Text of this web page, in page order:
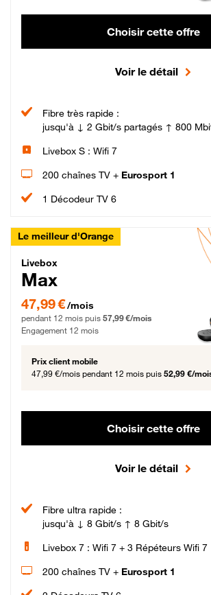
Choisir cette offre
Voir le détail
Fibre très rapide :
jusqu'à ↓ 2 Gbit/s partagés ↑ 800
Livebox S : Wifi 7
200 chaînes TV + Eurosport 1
1 Décodeur TV 6
Le meilleur d'Orange
Livebox Max Fibre
Livebox
Max
47,99 € par mois pendant 12 mois puis 57,99 €
47,99 €/mois
pendant 12 mois puis 57,99 €/mois
Engagement 12 mois
Prix client mobile
47,99 €/mois pendant 12 mois puis 52,99 €/
Choisir cette offre
Voir le détail
Fibre ultra rapide :
jusqu'à ↓ 8 Gbit/s ↑ 8 Gbit/s
Livebox 7 : Wifi 7 + 3 Répéteurs Wifi 7
200 chaînes TV + Eurosport 1